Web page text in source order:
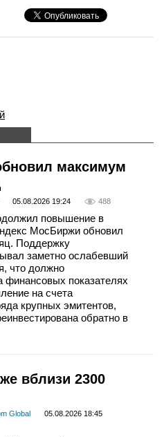
максимум
05.08.2026 19:24 488
повышение в
МосБиржи обновил
Поддержку
заметно ослабевший
что должно
финансовых показателях
на счета
крупных эмитентов,
обратно в
вблизи 2300
Global
05.08.2026 18:45